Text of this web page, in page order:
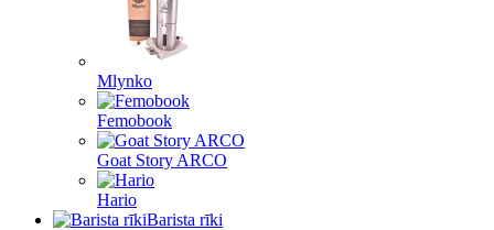
Mlynko
Femobook
Goat Story ARCO
Hario
Barista rīki